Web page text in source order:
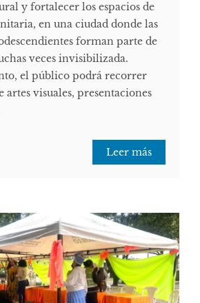
y fortalecer los espacios de
en una ciudad donde las
forman parte de
veces invisibilizada.
el público podrá recorrer
artes visuales, presentaciones
Leer más